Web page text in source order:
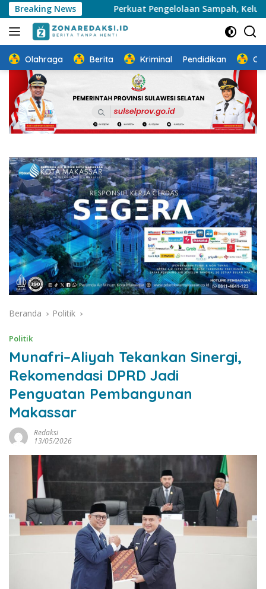
Langsung
ke
konten
Breaking NewsPerkuat Pengelolaan Sampah, Kelurahan Daya
Olahraga Berita Kriminal Pendidikan
Beranda Politik
Politik
Munafri–Aliyah Tekankan Sinergi,
Rekomendasi DPRD Jadi
Penguatan Pembangunan
Makassar
Redaksi
13/05/2026